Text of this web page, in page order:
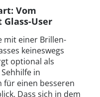
Vom
User
mit einer Brillen-
keineswegs
optional als
in
für einen besseren
Dass sich in dem